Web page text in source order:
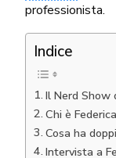
professionista.
Indice
Il Nerd Show
Chi è
Cosa ha
Intervista a